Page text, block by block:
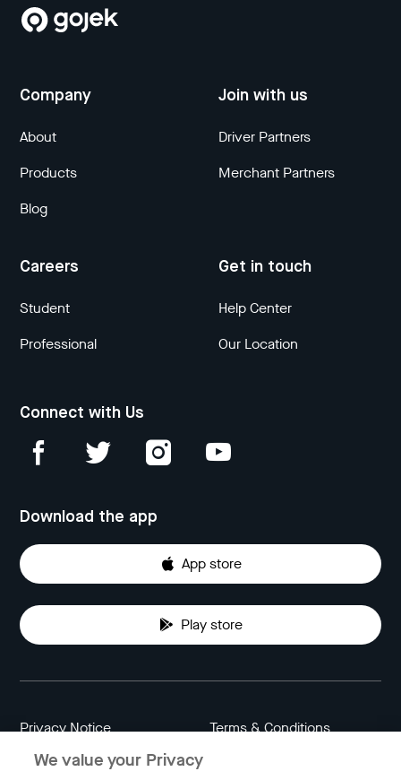
Company
About
Products
Blog
Join with us
Driver Partners
Merchant Partners
Careers
Student
Professional
Get in touch
Help Center
Our Location
Connect with Us
Download the app
App store
Play store
Privacy Notice Terms & Conditions
Data Attribution
We value your Privacy